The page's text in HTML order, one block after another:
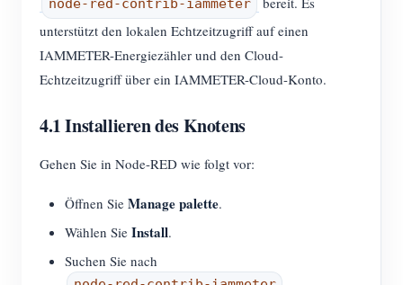
node-red-contrib-iammeter
unterstützt den lokalen Echtzeitzugriff auf einen
IAMMETER-Energiezähler und den Cloud-
Echtzeitzugriff über ein IAMMETER-Cloud-Konto.
4.1 Installieren des Knotens
Gehen Sie in Node-RED wie folgt vor:
Öffnen Sie Manage palette.
Wählen Sie Install.
Suchen Sie nach